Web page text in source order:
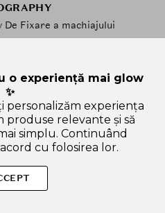
De Fixare a machiajului
FAVORITE
o experiență mai glow
✨
personalizăm experiența
produse relevante și să
simplu. Continuând
cu folosirea lor.